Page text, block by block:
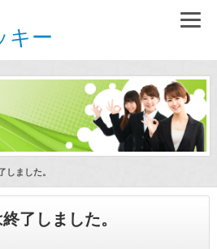
キー
しました。
了しました。